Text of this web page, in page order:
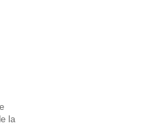
la